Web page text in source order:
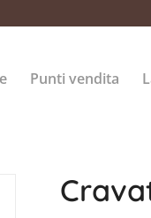
Punti vendita